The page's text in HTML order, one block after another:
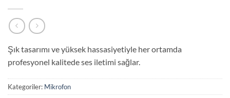
Şık tasarımı ve yüksek hassasiyetiyle her ortamda
profesyonel kalitede ses iletimi sağlar.
Kategoriler: Mikrofon